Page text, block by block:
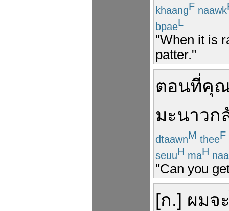
khaangF naawk
bpaeL
"When it is
patter."
ตอนที่คุ
มะนาวก
dtaawnM theeF
seuuH maH
"Can you
[ก.] ผมจ